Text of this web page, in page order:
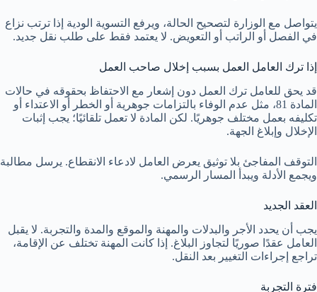
يتواصل مع الوزارة لتصحيح الحالة، ويرفع التسوية الودية إذا ترتب نزاع
في الفصل أو الراتب أو التعويض. لا يعتمد فقط على طلب نقل جديد.
إذا ترك العامل العمل بسبب إخلال صاحب العمل
قد يحق للعامل ترك العمل دون إشعار مع الاحتفاظ بحقوقه في حالات
المادة 81، مثل عدم الوفاء بالتزامات جوهرية أو الخطر أو الاعتداء أو
تكليفه بعمل مختلف جوهريًا. لكن المادة لا تعمل تلقائيًا؛ يجب إثبات
الإخلال وإبلاغ الجهة.
التوقف المفاجئ بلا توثيق يعرض العامل لادعاء الانقطاع. يرسل مطالبة
ويجمع الأدلة ويبدأ المسار الرسمي.
العقد الجديد
يجب أن يحدد الأجر والبدلات والمهنة والموقع والمدة والتجربة. لا يقبل
العامل عقدًا صوريًا لتجاوز البلاغ. إذا كانت المهنة تختلف عن الإقامة،
تراجع إجراءات التغيير بعد النقل.
فترة التجربة